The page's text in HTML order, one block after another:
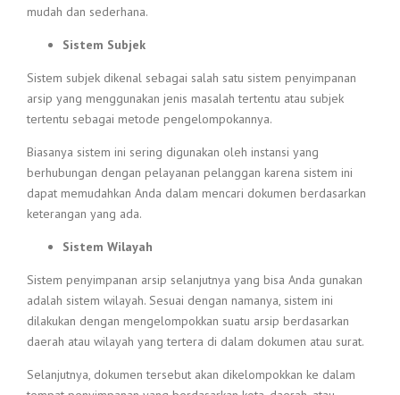
mudah dan sederhana.
Sistem Subjek
Sistem subjek dikenal sebagai salah satu sistem penyimpanan
arsip yang menggunakan jenis masalah tertentu atau subjek
tertentu sebagai metode pengelompokannya.
Biasanya sistem ini sering digunakan oleh instansi yang
berhubungan dengan pelayanan pelanggan karena sistem ini
dapat memudahkan Anda dalam mencari dokumen berdasarkan
keterangan yang ada.
Sistem Wilayah
Sistem penyimpanan arsip selanjutnya yang bisa Anda gunakan
adalah sistem wilayah. Sesuai dengan namanya, sistem ini
dilakukan dengan mengelompokkan suatu arsip berdasarkan
daerah atau wilayah yang tertera di dalam dokumen atau surat.
Selanjutnya, dokumen tersebut akan dikelompokkan ke dalam